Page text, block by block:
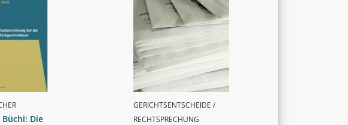
Die
GERICHTSENTSCHEIDE /
RECHTSPRECHUNG